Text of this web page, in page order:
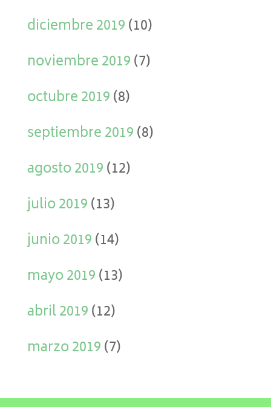
diciembre 2019(10)
noviembre 2019(7)
octubre 2019(8)
septiembre 2019(8)
agosto 2019(12)
julio 2019(13)
junio 2019(14)
mayo 2019(13)
abril 2019(12)
marzo 2019(7)